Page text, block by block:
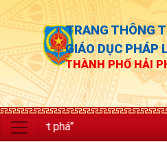
TRANG THÔNG
GIÁO DỤC PHÁP
THÀNH PHỐ HẢI